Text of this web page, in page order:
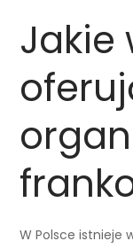
Jakie
W Polsce istnieje